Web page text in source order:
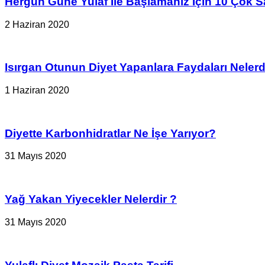
2 Haziran 2020
Isırgan Otunun Diyet Yapanlara Faydaları
1 Haziran 2020
Diyette Karbonhidratlar Ne İşe Yarıyor?
31 Mayıs 2020
Yağ Yakan Yiyecekler Nelerdir ?
31 Mayıs 2020